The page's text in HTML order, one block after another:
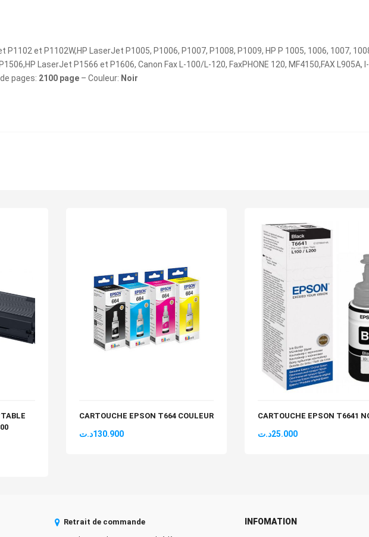
P1102 et P1102W,HP LaserJet P1005, P1006, P1007, P1008, P1009, HP P 1005, 1006, 1007,
LaserJet P1566 et P1606, Canon Fax L-100/L-120, FaxPHONE 120, MF4150,FAX
pages: 2100 page– Couleur: Noir
CARTOUCHE EPSON T664 COULEUR
130.900د.ت
CARTOUCHE EPSON T6641
25.000د.ت
Retrait de commande
INFOMATION